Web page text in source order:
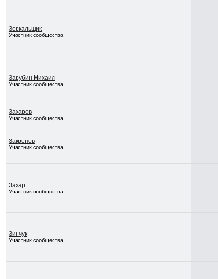
Зеркальщик
Участник сообщества
Зарубин Михаил
Участник сообщества
Захаров
Участник сообщества
Закрепов
Участник сообщества
Захар
Участник сообщества
Зинчук
Участник сообщества